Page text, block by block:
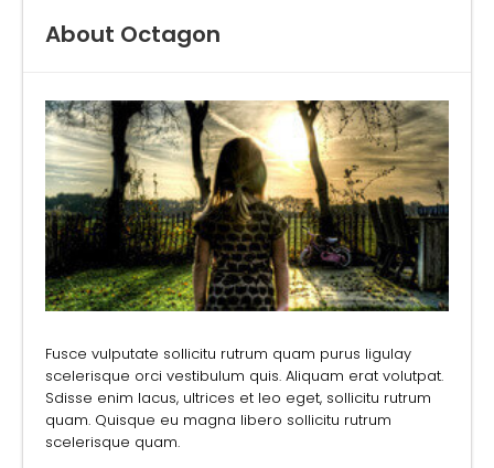
About Octagon
Fusce vulputate sollicitu rutrum quam purus ligulay
scelerisque orci vestibulum quis. Aliquam erat volutpat.
Sdisse enim lacus, ultrices et leo eget, sollicitu rutrum
quam. Quisque eu magna libero sollicitu rutrum
scelerisque quam.